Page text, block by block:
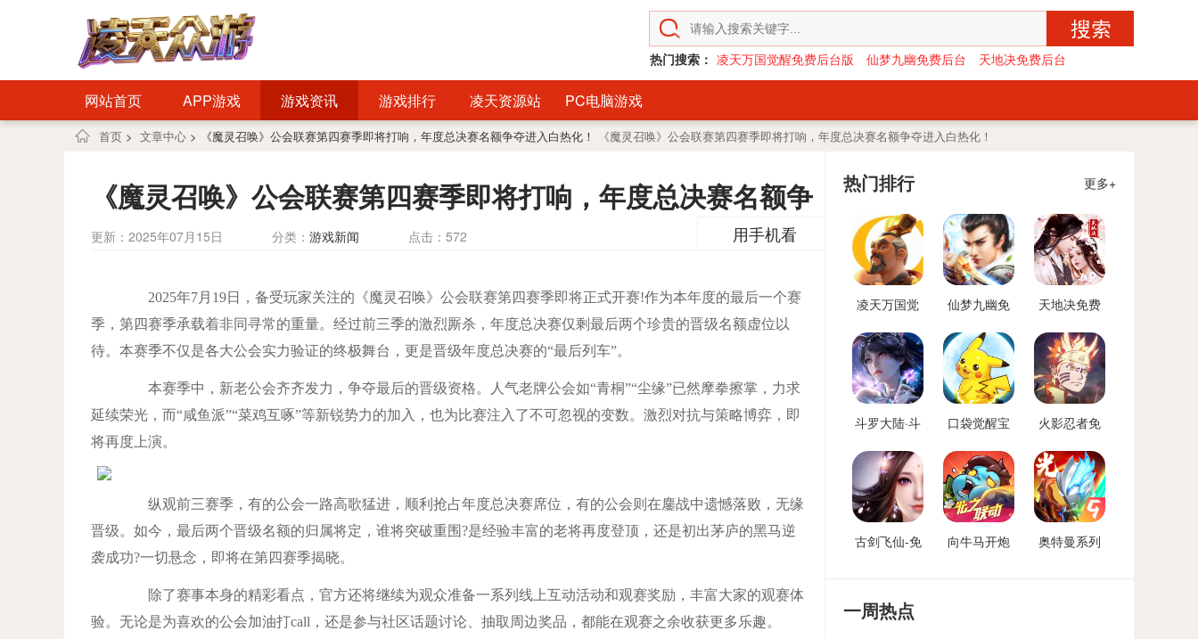
热门搜索： 凌天万国觉醒免费后台版 仙梦九幽免费后台 天地决免费后台
网站首页 APP游戏 游戏资讯 游戏排行 凌天资源站 PC电脑游戏
首页 > 文章中心 > 《魔灵召唤》公会联赛第四赛季即将打响，年度总决赛名额争夺进入白热化！ 《魔灵召唤》公会联赛第四赛季即将打响，年度总决赛名额争夺进入白热化！
《魔灵召唤》公会联赛第四赛季即将打响，年度总决赛名额争
夺进入白热化！
更新：2025年07月15日 分类： 游戏新闻 点击： 572 用手机看
2025年7月19日，备受玩家关注的《魔灵召唤》公会联赛第四赛季即将正式开赛!作为本年度的最后一个赛
季，第四赛季承载着非同寻常的重量。经过前三季的激烈厮杀，年度总决赛仅剩最后两个珍贵的晋级名额虚位以
待。本赛季不仅是各大公会实力验证的终极舞台，更是晋级年度总决赛的“最后列车”。
本赛季中，新老公会齐齐发力，争夺最后的晋级资格。人气老牌公会如“青桐”“尘缘”已然摩拳擦掌，力求
延续荣光，而“咸鱼派”“菜鸡互啄”等新锐势力的加入，也为比赛注入了不可忽视的变数。激烈对抗与策略博弈，即
将再度上演。
纵观前三赛季，有的公会一路高歌猛进，顺利抢占年度总决赛席位，有的公会则在鏖战中遗憾落败，无缘
晋级。如今，最后两个晋级名额的归属将定，谁将突破重围?是经验丰富的老将再度登顶，还是初出茅庐的黑马逆
袭成功?一切悬念，即将在第四赛季揭晓。
除了赛事本身的精彩看点，官方还将继续为观众准备一系列线上互动活动和观赛奖励，丰富大家的观赛体
验。无论是为喜欢的公会加油打call，还是参与社区话题讨论、抽取周边奖品，都能在观赛之余收获更多乐趣。
热门排行 更多+
凌天万国觉
版
仙梦九幽免
天地决免费
斗罗大陆·斗
后台版
口袋觉醒宝
费后台
火影忍者免
古剑飞仙-免
向牛马开炮
向僵尸开炮
奥特曼系列
后台
一周热点